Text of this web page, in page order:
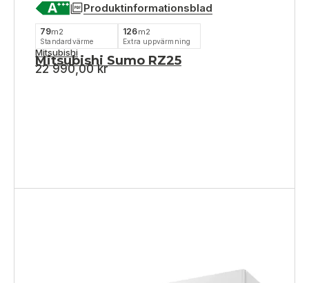
Produktinformationsblad
79m2
Standardvärme
126m2
Extra uppvärmning
Mitsubishi
Mitsubishi Sumo RZ25
22 990,00kr